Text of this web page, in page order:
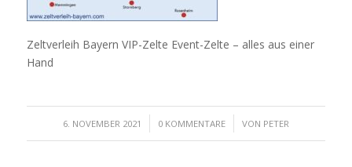
Zeltverleih Bayern VIP-Zelte Event-Zelte – alles aus einer
Hand
6. NOVEMBER 2021
/ 0 KOMMENTARE
/ VON PETER